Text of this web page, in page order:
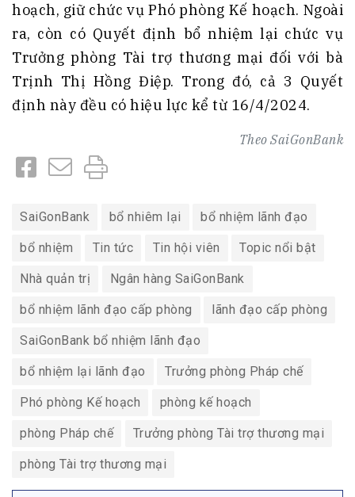
hoạch, giữ chức vụ Phó phòng Kế hoạch. Ngoài
ra, còn có Quyết định bổ nhiệm lại chức vụ
Trưởng phòng Tài trợ thương mại đối với bà
Trịnh Thị Hồng Điệp. Trong đó, cả 3 Quyết
định này đều có hiệu lực kể từ 16/4/2024.
Theo SaiGonBank
SaiGonBank bổ nhiêm lại bổ nhiệm lãnh đạo
bổ nhiệm Tin tức Tin hội viên Topic nổi bật
Nhà quản trị Ngân hàng SaiGonBank
bổ nhiệm lãnh đạo cấp phòng lãnh đạo cấp phòng
SaiGonBank bổ nhiệm lãnh đạo
bổ nhiệm lại lãnh đạo Trưởng phòng Pháp chế
Phó phòng Kế hoạch phòng kế hoạch
phòng Pháp chế Trưởng phòng Tài trợ thương mại
phòng Tài trợ thương mại